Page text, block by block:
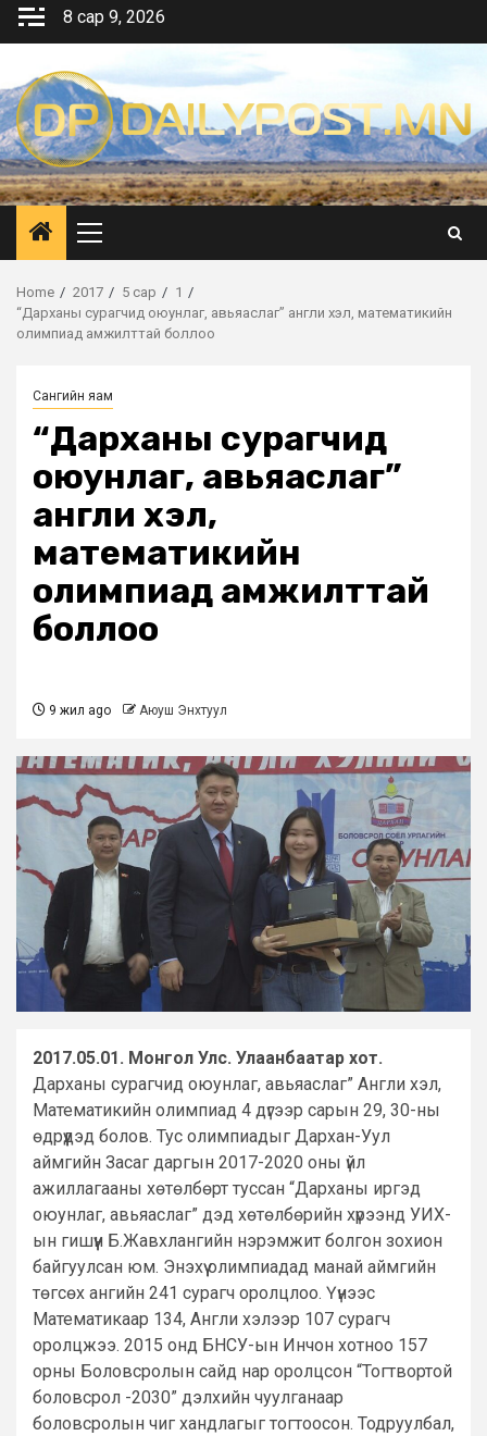
Skip
8 сар 9, 2026
Primary
Menu
Home 2017 5 сар
1
“Дарханы сурагчид оюунлаг, авьяаслаг” англи хэл, математикийн
олимпиад амжилттай боллоо
Сангийн яам
“Дарханы сурагчид
оюунлаг, авьяаслаг”
англи хэл,
математикийн
олимпиад амжилттай
боллоо
9 жил ago Аюуш Энхтуул
2017.05.01. Монгол Улс. Улаанбаатар хот.
Дарханы сурагчид оюунлаг, авьяаслаг” Англи хэл,
Математикийн олимпиад 4 дүгээр сарын 29, 30-ны
өдрүүдэд болов. Тус олимпиадыг Дархан-Уул
аймгийн Засаг даргын 2017-2020 оны үйл
ажиллагааны хөтөлбөрт туссан “Дарханы иргэд
оюунлаг, авьяаслаг” дэд хөтөлбөрийн хүрээнд УИХ-
ын гишүүн Б.Жавхлангийн нэрэмжит болгон зохион
байгуулсан юм. Энэхүү олимпиадад манай аймгийн
төгсөх ангийн 241 сурагч оролцлоо. Үүнээс
Математикаар 134, Англи хэлээр 107 сурагч
оролцжээ. 2015 онд БНСУ-ын Инчон хотноо 157
орны Боловсролын сайд нар оролцсон “Тогтвортой
боловсрол -2030” дэлхийн чуулганаар
боловсролын чиг хандлагыг тогтоосон. Тодруулбал,